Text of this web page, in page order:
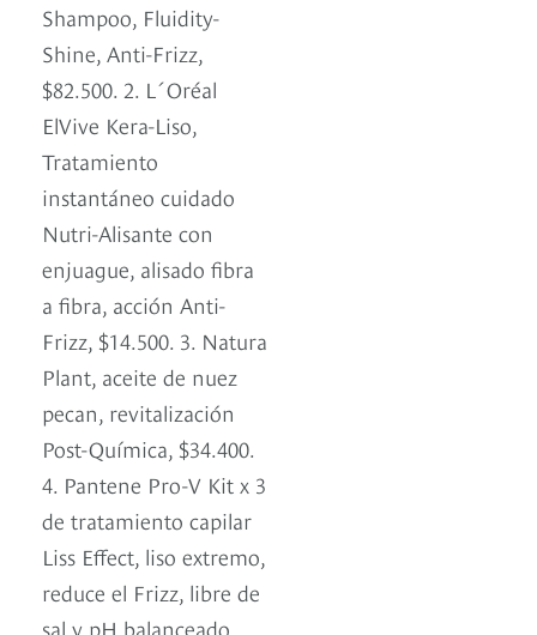
Shampoo, Fluidity-
Shine, Anti-Frizz,
$82.500. 2. L´Oréal
ElVive Kera-Liso,
Tratamiento
instantáneo cuidado
Nutri-Alisante con
enjuague, alisado fibra
a fibra, acción Anti-
Frizz, $14.500. 3. Natura
Plant, aceite de nuez
pecan, revitalización
Post-Química, $34.400.
4. Pantene Pro-V Kit x 3
de tratamiento capilar
Liss Effect, liso extremo,
reduce el Frizz, libre de
sal y pH balanceado.